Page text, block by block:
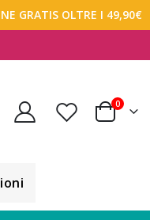
GRATIS OLTRE I 49,90€
Carrello
0